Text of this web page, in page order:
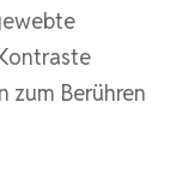
zum Berühren